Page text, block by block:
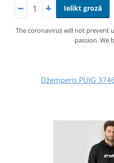
Ielikt grozā
The coronavirus will not prevent
passion. We
Džemperis PUIG